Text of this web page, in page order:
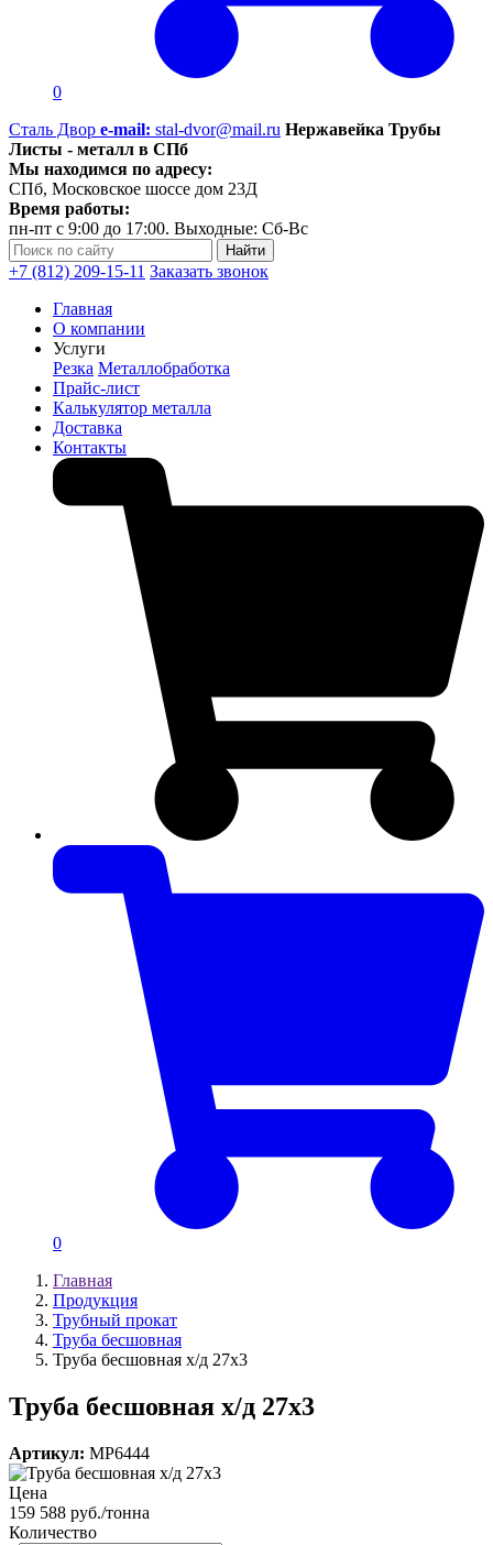
0
Сталь Двор e-mail: stal-dvor@mail.ru Нержавейка Трубы
Листы - металл в СПб
Мы находимся по адресу:
СПб, Московское шоссе дом 23Д
Время работы:
пн-пт с 9:00 до 17:00. Выходные: Сб-Вс
+7 (812) 209-15-11 Заказать звонок
Главная
О компании
Услуги
Резка Металлобработка
Прайс-лист
Калькулятор металла
Доставка
Контакты
0
Главная
Продукция
Трубный прокат
Труба бесшовная
Труба бесшовная х/д 27х3
Труба бесшовная х/д 27х3
Артикул: MP6444
Цена
159 588 руб./тонна
Количество